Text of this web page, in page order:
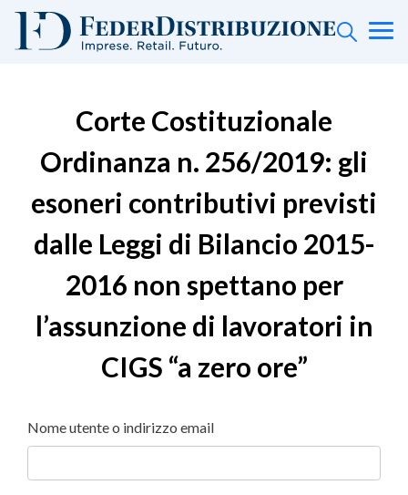
Corte Costituzionale
Ordinanza n. 256/2019: gli
esoneri contributivi previsti
dalle Leggi di Bilancio 2015-
2016 non spettano per
l’assunzione di lavoratori in
CIGS “a zero ore”
Nome utente o indirizzo email